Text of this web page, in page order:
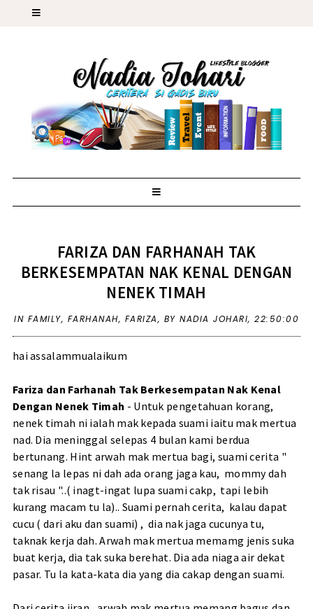
FARIZA DAN FARHANAH TAK
BERKESEMPATAN NAK KENAL DENGAN
NENEK TIMAH
IN FAMILY, FARHANAH, FARIZA, BY NADIA JOHARI, 22:50:00
hai assalammualaikum
Fariza dan Farhanah Tak Berkesempatan Nak Kenal
Dengan Nenek Timah - Untuk pengetahuan korang,
nenek timah ni ialah mak kepada suami iaitu mak mertua
nad. Dia meninggal selepas 4 bulan kami berdua
bertunang. Hint arwah mak mertua bagi, suami cerita "
senang la lepas ni dah ada orang jaga kau, mommy dah
tak risau "..( inagt-ingat lupa suami cakp, tapi lebih
kurang macam tu la).. Suami pernah cerita, kalau dapat
cucu ( dari aku dan suami) , dia nak jaga cucunya tu,
taknak kerja dah. Arwah mak mertua memamg jenis suka
buat kerja, dia tak suka berehat. Dia ada niaga air dekat
pasar. Tu la kata-kata dia yang dia cakap dengan suami.